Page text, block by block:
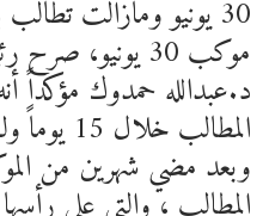
30 يونيو ومازالت
موكب 30 يونيو،
د.عبدالله حمدوك مؤكداً
المطالب
وبعد مضي شهرين من